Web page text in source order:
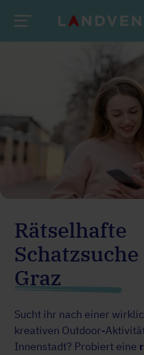
Rätselhafte
Graz
Sucht ihr nach einer
kreativen Outdoor-
Innenstadt? Probiert eine